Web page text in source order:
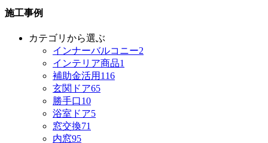
施工事例
カテゴリから選ぶ
インナーバルコニー2
インテリア商品1
補助金活用 116
玄関ドア65
勝手口10
浴室ドア5
窓交換71
内窓95